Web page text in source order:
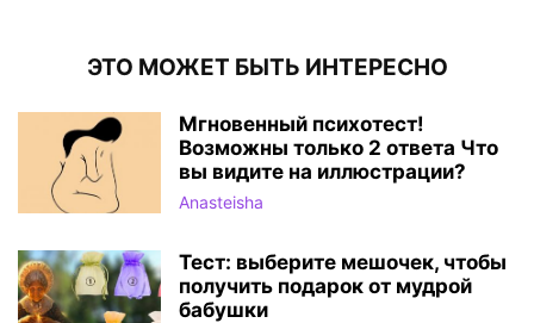
ЭТО МОЖЕТ БЫТЬ ИНТЕРЕСНО
Мгновенный психотест!
Возможны только 2 ответа Что
вы видите на иллюстрации?
Anasteisha
Тест: выберите мешочек, чтобы
получить подарок от мудрой
бабушки